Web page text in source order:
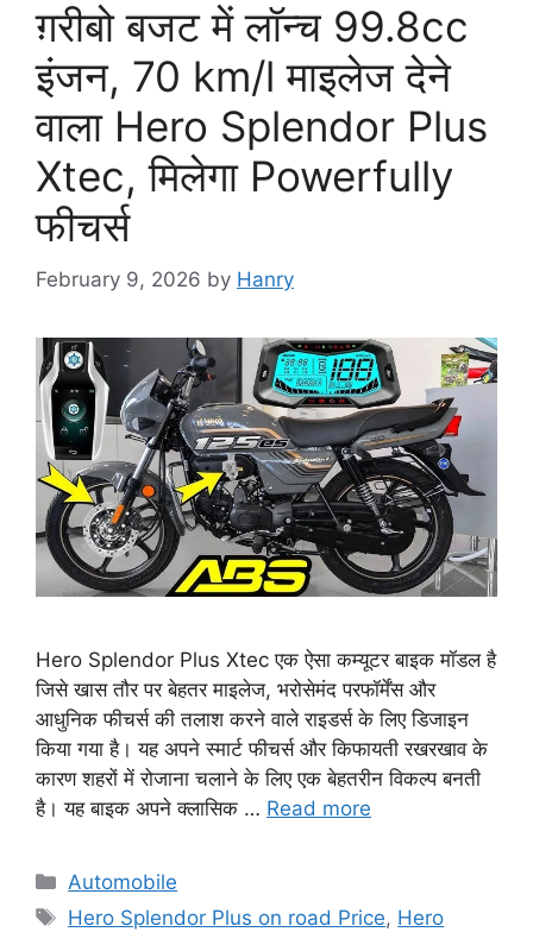
ग़रीबो बजट में लॉन्च 99.8cc
इंजन, 70 km/l माइलेज देने
वाला Hero Splendor Plus
Xtec, मिलेगा Powerfully
फीचर्स
February 9, 2026 by Hanry
Hero Splendor Plus Xtec एक ऐसा कम्यूटर बाइक मॉडल है
जिसे खास तौर पर बेहतर माइलेज, भरोसेमंद परफॉर्मेंस और
आधुनिक फीचर्स की तलाश करने वाले राइडर्स के लिए डिजाइन
किया गया है। यह अपने स्मार्ट फीचर्स और किफायती रखरखाव के
कारण शहरों में रोजाना चलाने के लिए एक बेहतरीन विकल्प बनती
है। यह बाइक अपने क्लासिक … Read more
Categories
Automobile
Tags
Hero Splendor Plus on road Price, Hero